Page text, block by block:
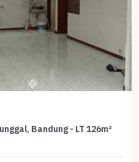
Bandung - LT 126m²